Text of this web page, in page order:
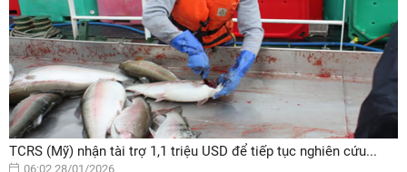
TCRS (Mỹ) nhận tài trợ 1,1 triệu USD để tiếp tục nghiên cứu...
06:02 28/01/2026